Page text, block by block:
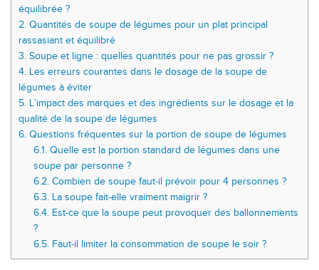
équilibrée ?
2. Quantités de soupe de légumes pour un plat principal
rassasiant et équilibré
3. Soupe et ligne : quelles quantités pour ne pas grossir ?
4. Les erreurs courantes dans le dosage de la soupe de
légumes à éviter
5. L’impact des marques et des ingrédients sur le dosage et la
qualité de la soupe de légumes
6. Questions fréquentes sur la portion de soupe de légumes
6.1. Quelle est la portion standard de légumes dans une
soupe par personne ?
6.2. Combien de soupe faut-il prévoir pour 4 personnes ?
6.3. La soupe fait-elle vraiment maigrir ?
6.4. Est-ce que la soupe peut provoquer des ballonnements
?
6.5. Faut-il limiter la consommation de soupe le soir ?